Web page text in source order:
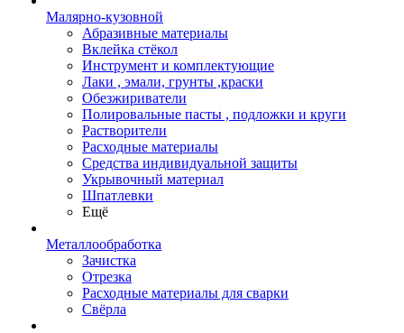
Малярно-кузовной
Абразивные материалы
Вклейка стёкол
Инструмент и комплектующие
Лаки , эмали, грунты ,краски
Обезжириватели
Полировальные пасты , подложки и круги
Растворители
Расходные материалы
Средства индивидуальной защиты
Укрывочный материал
Шпатлевки
Ещё
Металлообработка
Зачистка
Отрезка
Расходные материалы для сварки
Свёрла